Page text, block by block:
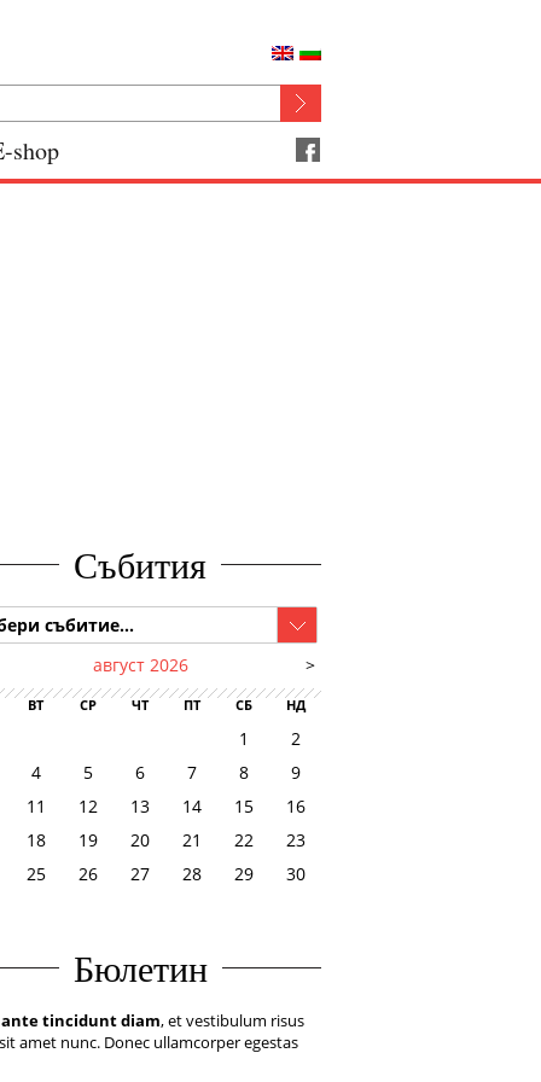
shop
Събития
събитие...
август 2026
ВТ СР ЧТ ПТ СБ НД
>
1
2
4 5 6 7 8
9
11 12 13 14 15
16
18 19 20 21 22
23
25 26 27 28 29
30
Бюлетин
tincidunt diam, et vestibulum risus
amet nunc. Donec ullamcorper egestas